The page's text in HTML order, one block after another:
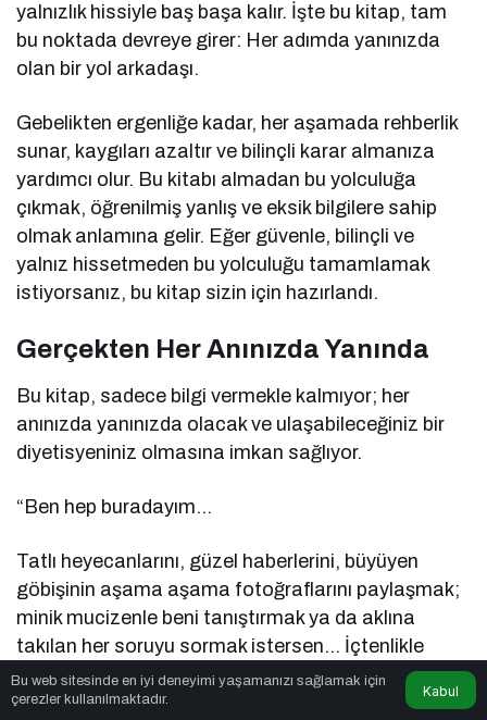
yalnızlık hissiyle baş başa kalır. İşte bu kitap, tam
bu noktada devreye girer: Her adımda yanınızda
olan bir yol arkadaşı.
Gebelikten ergenliğe kadar, her aşamada rehberlik
sunar, kaygıları azaltır ve bilinçli karar almanıza
yardımcı olur. Bu kitabı almadan bu yolculuğa
çıkmak, öğrenilmiş yanlış ve eksik bilgilere sahip
olmak anlamına gelir. Eğer güvenle, bilinçli ve
yalnız hissetmeden bu yolculuğu tamamlamak
istiyorsanız, bu kitap sizin için hazırlandı.
Gerçekten Her Anınızda Yanında
Bu kitap, sadece bilgi vermekle kalmıyor; her
anınızda yanınızda olacak ve ulaşabileceğiniz bir
diyetisyeniniz olmasına imkan sağlıyor.
“Ben hep buradayım…
Tatlı heyecanlarını, güzel haberlerini, büyüyen
göbişinin aşama aşama fotoğraflarını paylaşmak;
minik mucizenle beni tanıştırmak ya da aklına
takılan her soruyu sormak istersen… İçtenlikle
yazabileceğin bir adresin var.”
Bu web sitesinde en iyi deneyimi yaşamanızı sağlamak için
çerezler kullanılmaktadır.
Kabul